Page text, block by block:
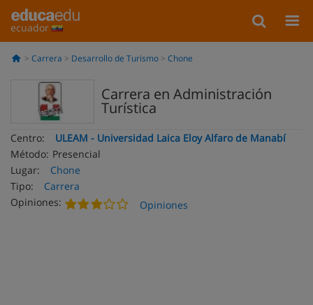
ecuador
Carrera Desarrollo de Turismo Chone
Carrera en Administración
Turística
Centro:
ULEAM - Universidad Laica Eloy Alfaro de Manabí
Método: Presencial
Lugar:
Chone
Tipo:
Carrera
Opiniones:
Opiniones